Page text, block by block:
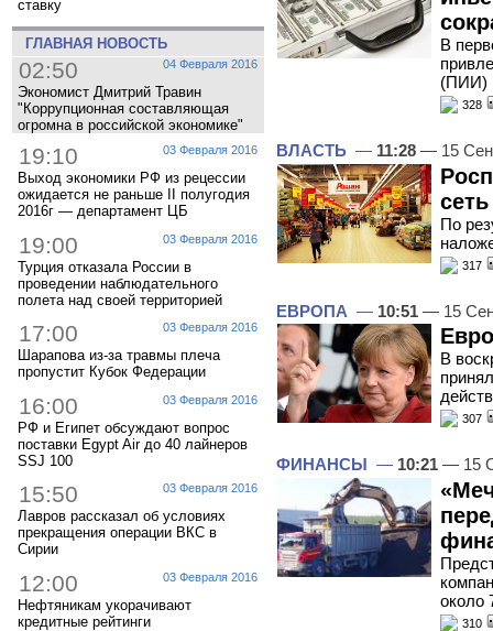
ставку
ГЛАВНАЯ НОВОСТЬ
04 Февраля 2016
02:50
Экономист Дмитрий Травин
"Коррупционная составляющая
огромна в российской экономике"
03 Февраля 2016
19:10
Выход экономики РФ из рецессии
ожидается не раньше II полугодия
2016г — департамент ЦБ
03 Февраля 2016
19:00
Турция отказала России в
проведении наблюдательного
полета над своей территорией
03 Февраля 2016
17:00
Шарапова из-за травмы плеча
пропустит Кубок Федерации
03 Февраля 2016
16:00
РФ и Египет обсуждают вопрос
поставки Egypt Air до 40 лайнеров
SSJ 100
03 Февраля 2016
15:50
Лавров рассказал об условиях
прекращения операции ВКС в
Сирии
03 Февраля 2016
12:00
Нефтяникам укорачивают
кредитные рейтинги
В
(ПИИ)
328
ВЛАСТЬ — 11:28 — 15
По
317
ЕВРОПА — 10:51 — 15
В
307
ФИНАНСЫ — 10:21 — 15
около
310